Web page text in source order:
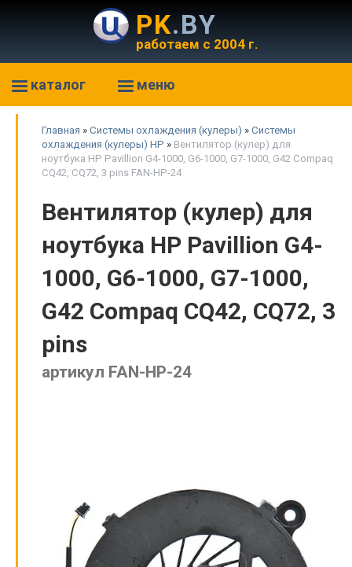
PK.BY
работаем с 2004 г.
каталог меню
Главная » Системы охлаждения (кулеры) » Системы
охлаждения (кулеры) HP » Вентилятор (кулер) для
ноутбука HP Pavillion G4-1000, G6-1000, G7-1000, G42 Compaq
CQ42, CQ72, 3 pins FAN-HP-24
Вентилятор (кулер) для
ноутбука HP Pavillion G4-
1000, G6-1000, G7-1000,
G42 Compaq CQ42, CQ72, 3
pins
артикул FAN-HP-24